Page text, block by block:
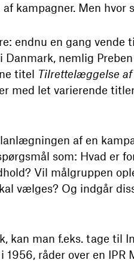
kampagner. Men hvor
endnu en gang vende
i Danmark, nemlig
titel Tilrettelæggelse
med let varierende
af en
som: Hvad er
Vil målgruppen
vælges? Og indgår
kan man f.eks. tage til
råder over en IPR